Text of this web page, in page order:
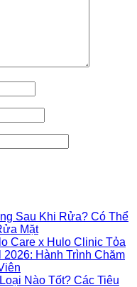
Sau Khi Rửa? Có Thể
Mặt
Care x Hulo Clinic Tỏa
Hành Trình Chăm
Nào Tốt? Các Tiêu